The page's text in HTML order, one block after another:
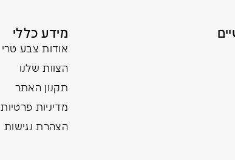
מידע כללי
אודות צבע טרי
הצוות שלנו
תקנון האתר
מדיניות פרטיות
הצהרת נגישות